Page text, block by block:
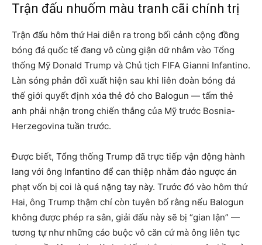
Trận đấu nhuốm màu tranh cãi chính trị
Trận đấu hôm thứ Hai diễn ra trong bối cảnh cộng đồng
bóng đá quốc tế đang vô cùng giận dữ nhắm vào Tổng
thống Mỹ Donald Trump và Chủ tịch FIFA Gianni Infantino.
Làn sóng phản đối xuất hiện sau khi liên đoàn bóng đá
thế giới quyết định xóa thẻ đỏ cho Balogun — tấm thẻ
anh phải nhận trong chiến thắng của Mỹ trước Bosnia-
Herzegovina tuần trước.
Được biết, Tổng thống Trump đã trực tiếp vận động hành
lang với ông Infantino để can thiệp nhằm đảo ngược án
phạt vốn bị coi là quá nặng tay này. Trước đó vào hôm thứ
Hai, ông Trump thậm chí còn tuyên bố rằng nếu Balogun
không được phép ra sân, giải đấu này sẽ bị “gian lận” —
tương tự như những cáo buộc vô căn cứ mà ông liên tục